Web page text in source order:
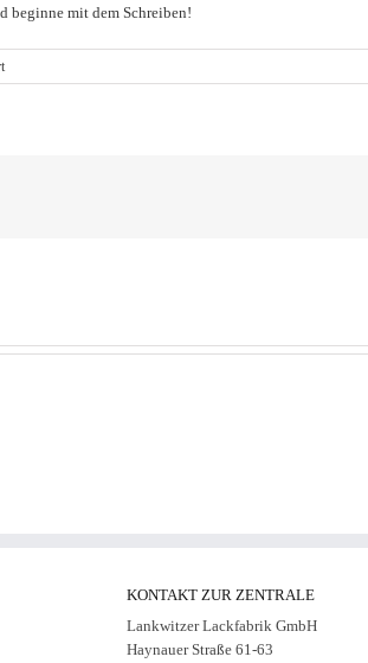
beginne mit dem Schreiben!
für
Hallo
KONTAKT ZUR ZENTRALE
Lankwitzer Lackfabrik GmbH
Haynauer Straße 61-63